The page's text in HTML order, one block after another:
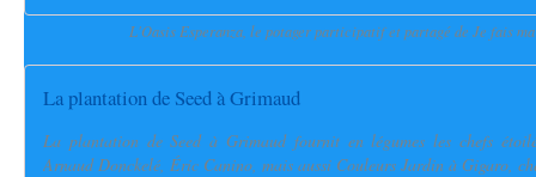
L'Oasis Esperanza, le potager participatif et partagé de Je fais
La plantation de Seed à Grimaud
La plantation de Seed à Grimaud fournit en légumes les chefs
Arnaud Donckelé, Éric Canino, mais aussi Couleurs Jardin à Gigaro,